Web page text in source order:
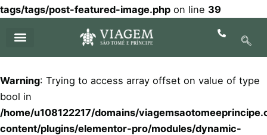
tags/tags/post-featured-image.php on line 39
Warning: Trying to access array offset on value of type
bool in
/home/u108122217/domains/
content/plugins/elementor-pro/modules/dynamic-